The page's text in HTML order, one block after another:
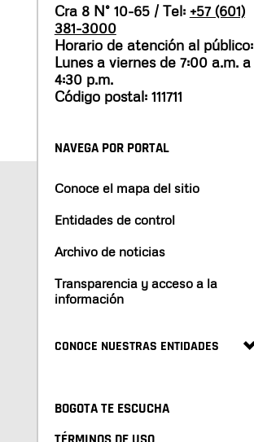
Cra 8 N° 10-65 / Tel: +57 (601)
381-3000
Horario de atención al público:
Lunes a viernes de 7:00 a.m. a
4:30 p.m.
Código postal: 111711
NAVEGA POR PORTAL
Conoce el mapa del sitio
Entidades de control
Archivo de noticias
Transparencia y acceso a la
información
CONOCE NUESTRAS ENTIDADES
BOGOTA TE ESCUCHA